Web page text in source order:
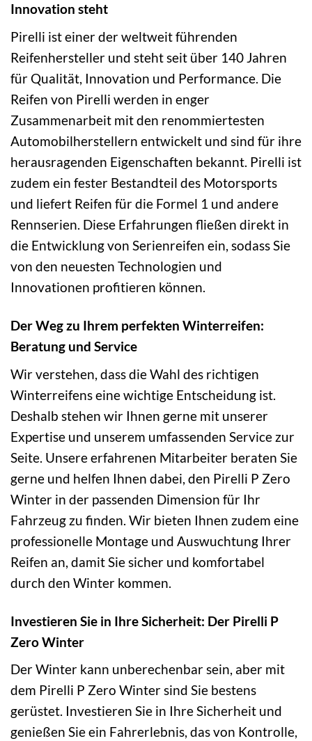
Innovation steht
Pirelli ist einer der weltweit führenden
Reifenhersteller und steht seit über 140 Jahren
für Qualität, Innovation und Performance. Die
Reifen von Pirelli werden in enger
Zusammenarbeit mit den renommiertesten
Automobilherstellern entwickelt und sind für ihre
herausragenden Eigenschaften bekannt. Pirelli ist
zudem ein fester Bestandteil des Motorsports
und liefert Reifen für die Formel 1 und andere
Rennserien. Diese Erfahrungen fließen direkt in
die Entwicklung von Serienreifen ein, sodass Sie
von den neuesten Technologien und
Innovationen profitieren können.
Der Weg zu Ihrem perfekten Winterreifen:
Beratung und Service
Wir verstehen, dass die Wahl des richtigen
Winterreifens eine wichtige Entscheidung ist.
Deshalb stehen wir Ihnen gerne mit unserer
Expertise und unserem umfassenden Service zur
Seite. Unsere erfahrenen Mitarbeiter beraten Sie
gerne und helfen Ihnen dabei, den Pirelli P Zero
Winter in der passenden Dimension für Ihr
Fahrzeug zu finden. Wir bieten Ihnen zudem eine
professionelle Montage und Auswuchtung Ihrer
Reifen an, damit Sie sicher und komfortabel
durch den Winter kommen.
Investieren Sie in Ihre Sicherheit: Der Pirelli P
Zero Winter
Der Winter kann unberechenbar sein, aber mit
dem Pirelli P Zero Winter sind Sie bestens
gerüstet. Investieren Sie in Ihre Sicherheit und
genießen Sie ein Fahrerlebnis, das von Kontrolle,